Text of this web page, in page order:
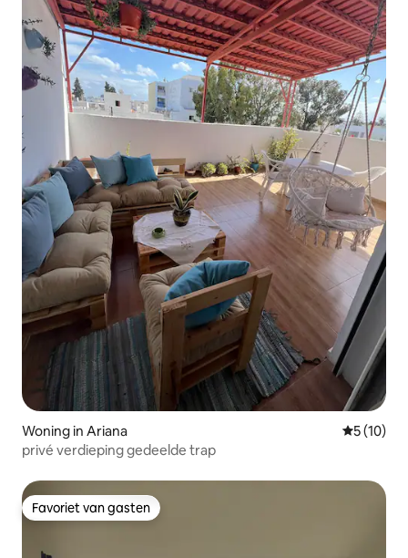
Woning in Ariana
5 (10)
privé verdieping gedeelde trap
Favoriet van gasten
Favoriet van gasten